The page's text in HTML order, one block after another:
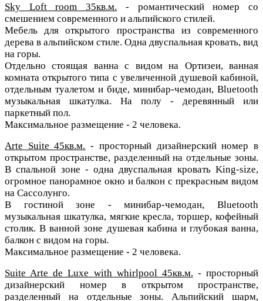
Sky Loft room 35кв.м. - романтический номер со
смешением современного и альпийского стилей.
Мебель для открытого пространства из современного
дерева в альпийском стиле. Одна двуспальная кровать, вид
на горы.
Отдельно стоящая ванна с видом на Ортизеи, ванная
комната открытого типа с увеличенной душевой кабиной,
отдельным туалетом и биде, минибар-чемодан, Bluetooth
музыкальная шкатулка. На полу - деревянный или
паркетный пол.
Максимальное размещение - 2 человека.
Arte Suite 45кв.м. - просторный дизайнерский номер в
открытом пространстве, разделенный на отдельные зоны.
В спальной зоне - одна двуспальная кровать King-size,
огромное панорамное окно и балкон с прекрасным видом
на Сассолунго.
В гостиной зоне - минибар-чемодан, Bluetooth
музыкальная шкатулка, мягкие кресла, торшер, кофейный
столик.В ванной зоне душевая кабина и глубокая ванна,
балкон с видом на горы.
Максимальное размещение - 2 человека.
Suite Arte de Luxe with whirlpool 45кв.м. - просторный
дизайнерский номер в открытом пространстве,
разделенный на отдельные зоны. Альпийский шарм,